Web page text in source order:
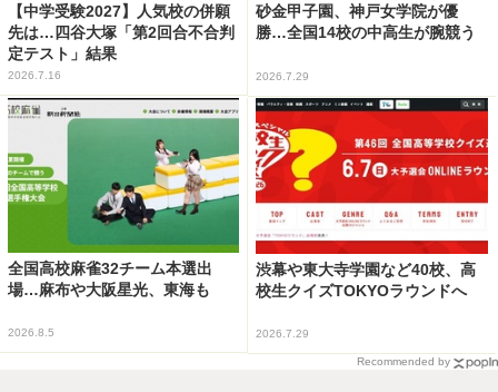
【中学受験2027】人気校の併願
先は…四谷大塚「第2回合不合判
定テスト」結果
2026.7.16
砂金甲子園、神戸女学院が優
勝…全国14校の中高生が腕競う
2026.7.29
全国高校麻雀32チーム本選出
場…麻布や大阪星光、東海も
2026.8.5
渋幕や東大寺学園など40校、高
校生クイズTOKYOラウンドへ
2026.7.29
Recommended by